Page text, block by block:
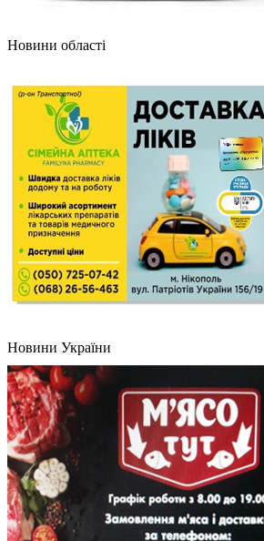
Новини області
Новини України